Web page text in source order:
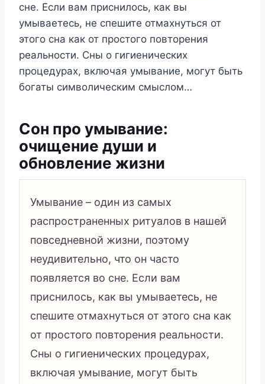
сне. Если вам приснилось, как вы
умываетесь, не спешите отмахнуться от
этого сна как от простого повторения
реальности. Сны о гигиенических
процедурах, включая умывание, могут быть
богаты символическим смыслом…
Сон про умывание:
очищение души и
обновление жизни
Умывание – один из самых
распространенных ритуалов в нашей
повседневной жизни, поэтому
неудивительно, что он часто
появляется во сне. Если вам
приснилось, как вы умываетесь, не
спешите отмахнуться от этого сна как
от простого повторения реальности.
Сны о гигиенических процедурах,
включая умывание, могут быть